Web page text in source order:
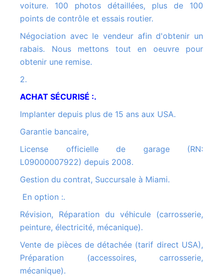
voiture. 100 photos détaillées, plus de 100
points de contrôle et essais routier.
Négociation avec le vendeur afin d'obtenir un
rabais. Nous mettons tout en oeuvre pour
obtenir une remise.
2.
ACHAT SÉCURISÉ :.
Implanter depuis plus de 15 ans aux USA.
Garantie bancaire,
License officielle de garage (RN:
L09000007922) depuis 2008.
Gestion du contrat, Succursale à Miami.
En option :.
Révision, Réparation du véhicule (carrosserie,
peinture, électricité, mécanique).
Vente de pièces de détachée (tarif direct USA),
Préparation (accessoires, carrosserie,
mécanique).